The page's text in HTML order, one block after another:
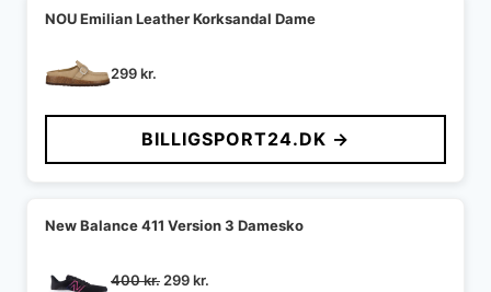
NOU Emilian Leather Korksandal Dame
299kr.
BILLIGSPORT24.DK →
New Balance 411 Version 3 Damesko
400kr. Den
299kr.